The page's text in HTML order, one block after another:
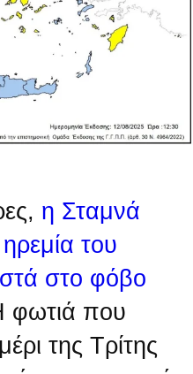
η Σταμνά
του
στο φόβο
φωτιά που
της Τρίτης